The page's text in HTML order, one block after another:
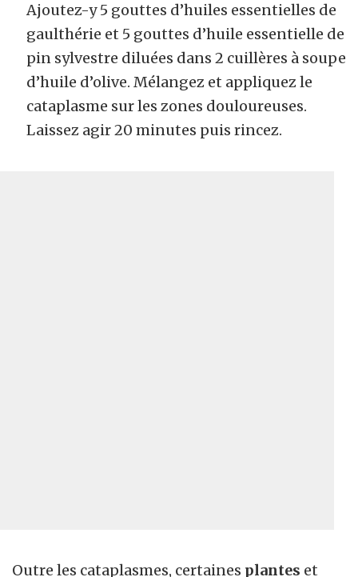
Ajoutez-y 5 gouttes d’huiles essentielles de
gaulthérie et 5 gouttes d’huile essentielle de
pin sylvestre diluées dans 2 cuillères à soupe
d’huile d’olive. Mélangez et appliquez le
cataplasme sur les zones douloureuses.
Laissez agir 20 minutes puis rincez.
Outre les cataplasmes, certaines plantes et